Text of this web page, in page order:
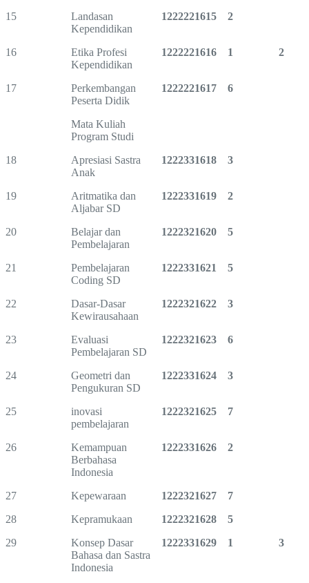
15
Landasan
Kependidikan
1222221615 2
16
Etika Profesi
Kependidikan
1222221616 1 2
17
Perkembangan
Peserta Didik
1222221617 6
Mata Kuliah
Program Studi
18
Apresiasi Sastra
Anak
1222331618 3
19
Aritmatika dan
Aljabar SD
1222331619 2
20
Belajar dan
Pembelajaran
1222321620 5
21
Pembelajaran
Coding SD
1222331621 5
22
Dasar-Dasar
Kewirausahaan
1222321622 3
23
Evaluasi
Pembelajaran SD
1222321623 6
24
Geometri dan
Pengukuran SD
1222331624 3
25
inovasi
pembelajaran
1222321625 7
26
Kemampuan
Berbahasa
Indonesia
1222331626 2
27 Kepewaraan 1222321627
7
28
Kepramukaan 1222321628
5
29
Konsep Dasar
Bahasa dan Sastra
Indonesia
1222331629 1 3